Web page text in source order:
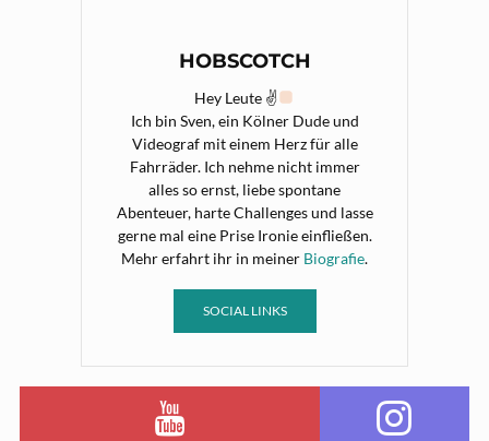
HOBSCOTCH
Hey Leute ✌
Ich bin Sven, ein Kölner Dude und
Videograf mit einem Herz für alle
Fahrräder. Ich nehme nicht immer
alles so ernst, liebe spontane
Abenteuer, harte Challenges und lasse
gerne mal eine Prise Ironie einfließen.
Mehr erfahrt ihr in meiner Biografie.
SOCIAL LINKS